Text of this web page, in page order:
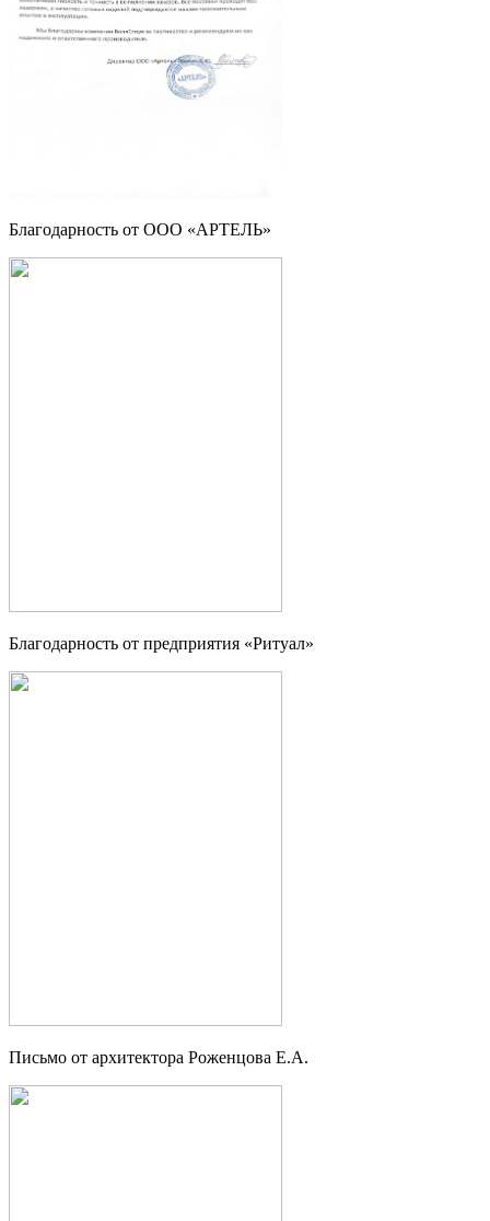
Благодарность от ООО «АРТЕЛЬ»
Благодарность от предприятия «Ритуал»
Письмо от архитектора Роженцова Е.А.